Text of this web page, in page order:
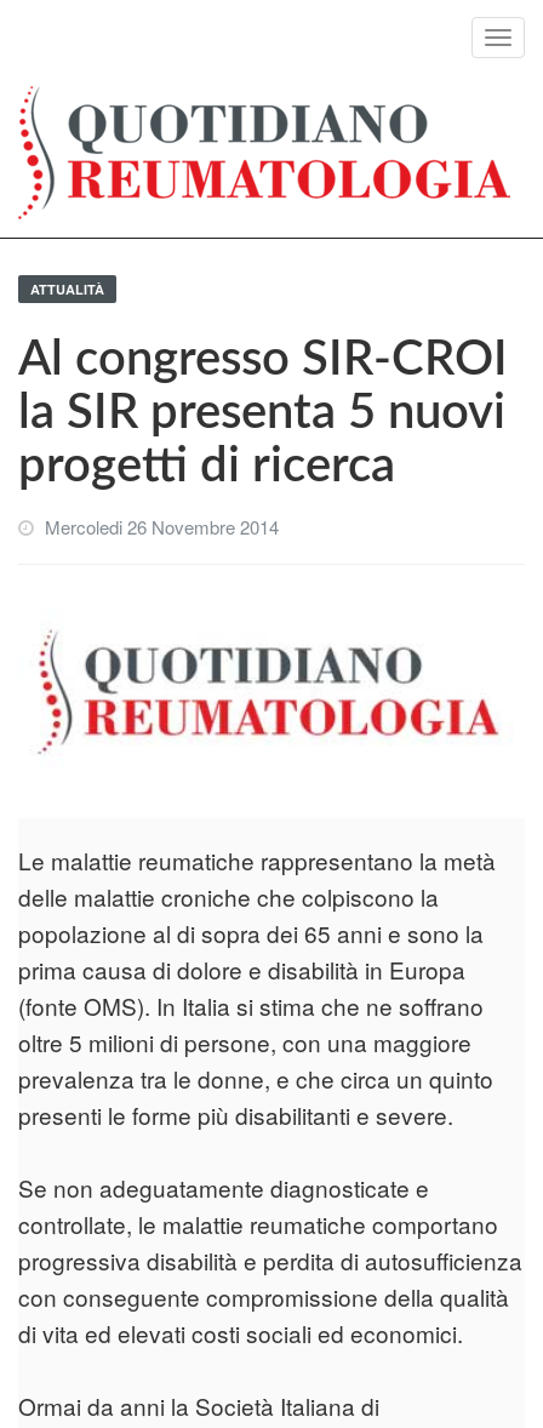
ATTUALITÀ
Al congresso SIR-CROI
la SIR presenta 5 nuovi
progetti di ricerca
Mercoledi 26 Novembre 2014
Le malattie reumatiche rappresentano la metà
delle malattie croniche che colpiscono la
popolazione al di sopra dei 65 anni e sono la
prima causa di dolore e disabilità in Europa
(fonte OMS). In Italia si stima che ne soffrano
oltre 5 milioni di persone, con una maggiore
prevalenza tra le donne, e che circa un quinto
presenti le forme più disabilitanti e severe.
Se non adeguatamente diagnosticate e
controllate, le malattie reumatiche comportano
progressiva disabilità e perdita di autosufficienza
con conseguente compromissione della qualità
di vita ed elevati costi sociali ed economici.
Ormai da anni la Società Italiana di